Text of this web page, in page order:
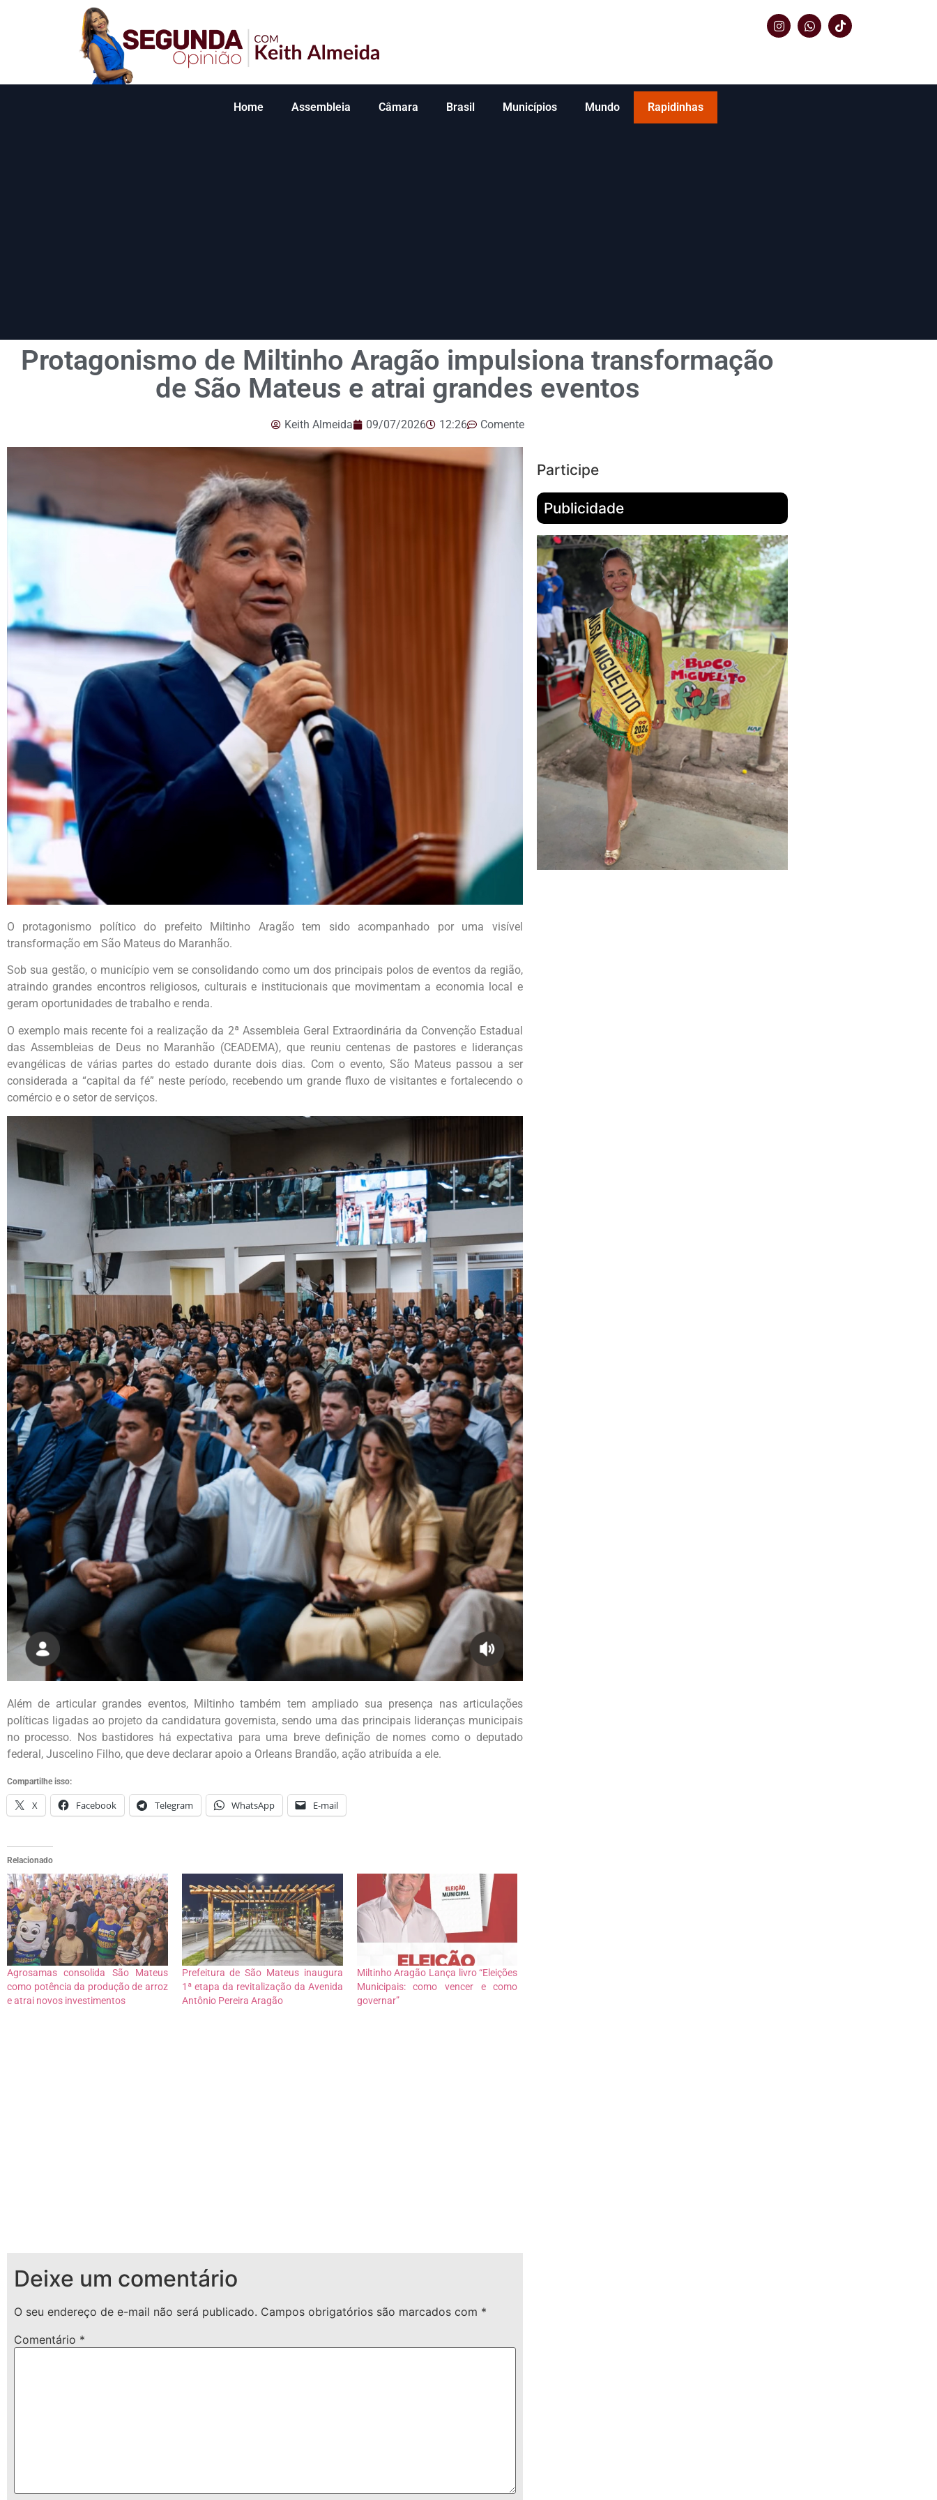
Home Assembleia Câmara Brasil Municípios Mundo Rapidinhas
Protagonismo de Miltinho Aragão impulsiona transformação
de São Mateus e atrai grandes eventos
Keith Almeida 09/07/2026 12:26 Comente
O protagonismo político do prefeito Miltinho Aragão tem sido acompanhado por uma visível
transformação em São Mateus do Maranhão.
Sob sua gestão, o município vem se consolidando como um dos principais polos de eventos da região,
atraindo grandes encontros religiosos, culturais e institucionais que movimentam a economia local e
geram oportunidades de trabalho e renda.
O exemplo mais recente foi a realização da 2ª Assembleia Geral Extraordinária da Convenção Estadual
das Assembleias de Deus no Maranhão (CEADEMA), que reuniu centenas de pastores e lideranças
evangélicas de várias partes do estado durante dois dias. Com o evento, São Mateus passou a ser
considerada a “capital da fé” neste período, recebendo um grande fluxo de visitantes e fortalecendo o
comércio e o setor de serviços.
Além de articular grandes eventos, Miltinho também tem ampliado sua presença nas articulações
políticas ligadas ao projeto da candidatura governista, sendo uma das principais lideranças municipais
no processo. Nos bastidores há expectativa para uma breve definição de nomes como o deputado
federal, Juscelino Filho, que deve declarar apoio a Orleans Brandão, ação atribuída a ele.
Compartilhe isso:
X Facebook Telegram WhatsApp E-mail
Relacionado
Agrosamas consolida São Mateus
como potência da produção de arroz
e atrai novos investimentos
Prefeitura de São Mateus inaugura
1ª etapa da revitalização da Avenida
Antônio Pereira Aragão
Miltinho Aragão Lança livro “Eleições
Municipais: como vencer e como
governar”
Deixe um comentário
O seu endereço de e-mail não será publicado. Campos obrigatórios são marcados com *
Comentário *
Participe
Publicidade